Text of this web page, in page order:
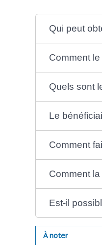
Qui peut
Comment
Quels sont
Le
Comment
Comment
Est-il
À noter